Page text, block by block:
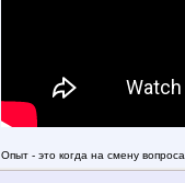
Опыт - это когда на смену